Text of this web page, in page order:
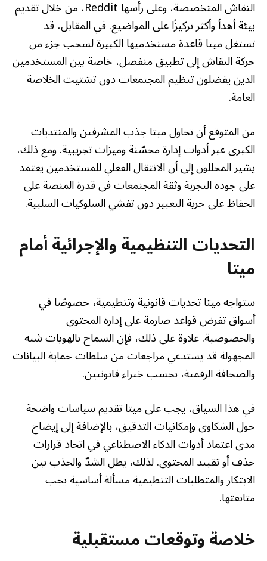
النقاش المتخصصة، وعلى رأسها Reddit، من خلال تقديم
بيئة أهدأ وأكثر تركيزًا على المواضيع. في المقابل، قد
تستغل ميتا قاعدة مستخدميها الكبيرة لسحب جزء من
حركة النقاش إلى تطبيق منفصل، خاصة بين المستخدمين
الذين يفضلون تنظيم المجتمعات دون تشتيت الخلاصة
العامة.
من المتوقع أن تحاول ميتا جذب المشرفين والمنتديات
الكبرى عبر أدوات إدارة محسّنة وميزات تجريبية. ومع ذلك،
يشير المحللون إلى أن الانتقال الفعلي للمستخدمين يعتمد
على جودة التجربة وثقة المجتمعات في قدرة المنصة على
الحفاظ على حرية التعبير دون تفشي السلوكيات السلبية.
التحديات التنظيمية والإجرائية أمام
ميتا
ستواجه ميتا تحديات قانونية وتنظيمية، خصوصًا في
أسواق تفرض قواعد صارمة على إدارة المحتوى
والخصوصية. علاوة على ذلك، فإن السماح بالهويات شبه
المجهولة قد يستدعي مراجعات من سلطات حماية البيانات
والصحافة الرقمية، بحسب خبراء قانونيين.
في هذا السياق، يجب على ميتا تقديم سياسات واضحة
حول الشكاوى وإمكانيات التدقيق، بالإضافة إلى إيضاح
مدى اعتماد أدوات الذكاء الاصطناعي في اتخاذ قرارات
حذف أو تقييد المحتوى. لذلك، يظل الشدّ والجذب بين
الابتكار والمتطلبات التنظيمية مسألة أساسية يجب
متابعتها.
خلاصة وتوقعات مستقبلية